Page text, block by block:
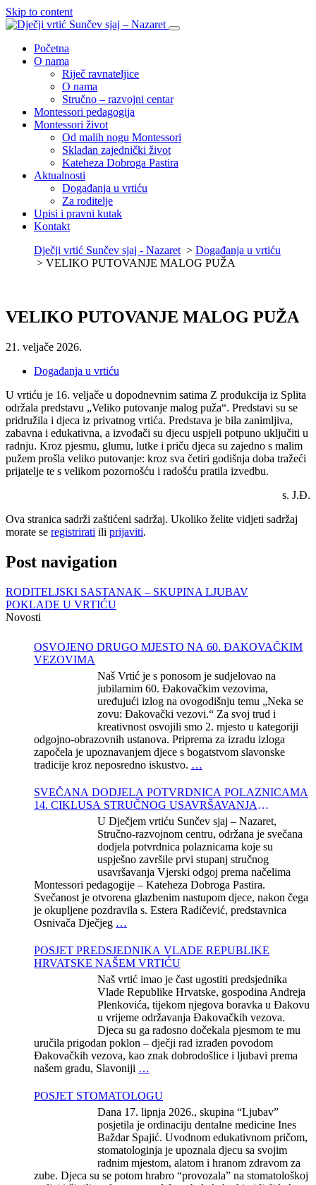
Skip to content
Početna
O nama
Riječ ravnateljice
O nama
Stručno – razvojni centar
Montessori pedagogija
Montessori život
Od malih nogu Montessori
Skladan zajednički život
Kateheza Dobroga Pastira
Aktualnosti
Događanja u vrtiću
Za roditelje
Upisi i pravni kutak
Kontakt
Dječji vrtić Sunčev sjaj - Nazaret > Događanja u vrtiću
> VELIKO PUTOVANJE MALOG PUŽA
VELIKO PUTOVANJE MALOG PUŽA
21. veljače 2026.
Događanja u vrtiću
U vrtiću je 16. veljače u dopodnevnim satima Z produkcija iz Splita
održala predstavu „Veliko putovanje malog puža“. Predstavi su se
pridružila i djeca iz privatnog vrtića. Predstava je bila zanimljiva,
zabavna i edukativna, a izvođači su djecu uspjeli potpuno uključiti u
radnju. Kroz pjesmu, glumu, lutke i priču djeca su zajedno s malim
pužem prošla veliko putovanje: kroz sva četiri godišnja doba tražeći
prijatelje te s velikom pozornošću i radošću pratila izvedbu.
s. J.Đ.
Ova stranica sadrži zaštićeni sadržaj. Ukoliko želite vidjeti sadržaj
morate se registrirati ili prijaviti.
Post navigation
RODITELJSKI SASTANAK – SKUPINA LJUBAV
POKLADE U VRTIĆU
Novosti
OSVOJENO DRUGO MJESTO NA 60. ĐAKOVAČKIM
VEZOVIMA
Naš Vrtić je s ponosom je sudjelovao na
jubilarnim 60. Đakovačkim vezovima,
uređujući izlog na ovogodišnju temu „Neka se
zovu: Đakovački vezovi.“ Za svoj trud i
kreativnost osvojili smo 2. mjesto u kategoriji
odgojno-obrazovnih ustanova. Priprema za izradu izloga
započela je upoznavanjem djece s bogatstvom slavonske
tradicije kroz neposredno iskustvo. …
SVEČANA DODJELA POTVRDNICA POLAZNICAMA
14. CIKLUSA STRUČNOG USAVRŠAVANJA
KATEHEZE DOBROGA PASTIRA
U Dječjem vrtiću Sunčev sjaj – Nazaret,
Stručno-razvojnom centru, održana je svečana
dodjela potvrdnica polaznicama koje su
uspješno završile prvi stupanj stručnog
usavršavanja Vjerski odgoj prema načelima
Montessori pedagogije – Kateheza Dobroga Pastira.
Svečanost je otvorena glazbenim nastupom djece, nakon čega
je okupljene pozdravila s. Estera Radičević, predstavnica
Osnivača Dječjeg …
POSJET PREDSJEDNIKA VLADE REPUBLIKE
HRVATSKE NAŠEM VRTIĆU
Naš vrtić imao je čast ugostiti predsjednika
Vlade Republike Hrvatske, gospodina Andreja
Plenkovića, tijekom njegova boravka u Đakovu
u vrijeme održavanja Đakovačkih vezova.
Djeca su ga radosno dočekala pjesmom te mu
uručila prigodan poklon – dječji rad izrađen povodom
Đakovačkih vezova, kao znak dobrodošlice i ljubavi prema
našem gradu, Slavoniji …
POSJET STOMATOLOGU
Dana 17. lipnja 2026., skupina “Ljubav”
posjetila je ordinaciju dentalne medicine Ines
Baždar Spajić. Uvodnom edukativnom pričom,
stomatologinja je upoznala djecu sa svojim
radnim mjestom, alatom i hranom zdravom za
zube. Djeca su se potom hrabro “provozala” na stomatološkoj